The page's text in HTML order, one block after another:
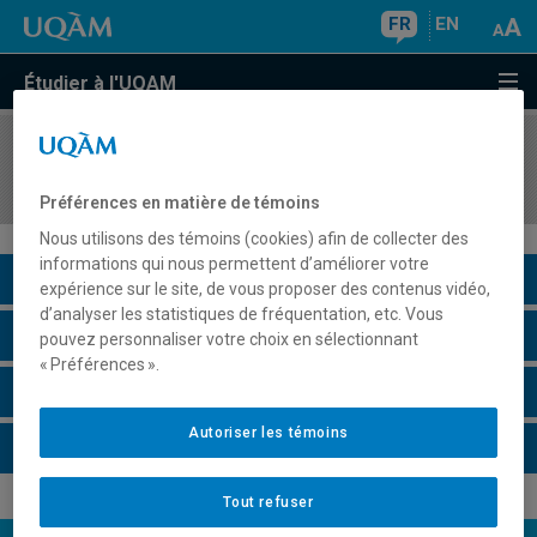
FR EN
Étudier à l'UQAM
COURS//
Description du cours
Horaire - Été 2026
Préférences en matière de témoins
Nous utilisons des témoins (cookies) afin de collecter des
informations qui nous permettent d’améliorer votre
expérience sur le site, de vous proposer des contenus vidéo,
d’analyser les statistiques de fréquentation, etc. Vous
pouvez personnaliser votre choix en sélectionnant
« Préférences ».
Tout refuser
Autoriser les témoins